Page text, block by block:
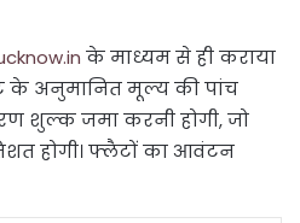
के माध्यम से ही कराया
के अनुमानित मूल्य की पांच
शुल्क जमा करनी होगी, जो
होगी। फ्लैटों का आवंटन